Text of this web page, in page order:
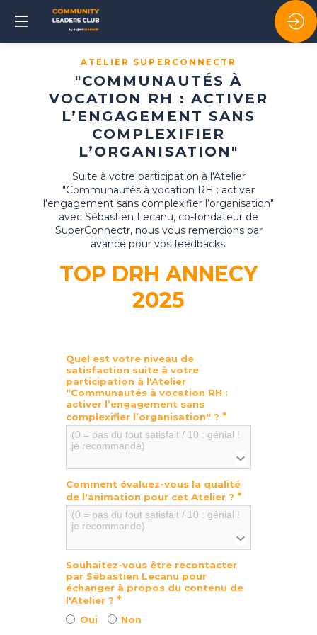
ATELIER SUPERCONNECTR
"COMMUNAUTÉS À
VOCATION RH : ACTIVER
L’ENGAGEMENT SANS
COMPLEXIFIER
L’ORGANISATION"
Suite à votre participation à l'Atelier
"Communautés à vocation RH : activer
l’engagement sans complexifier l’organisation"
avec Sébastien Lecanu, co-fondateur de
SuperConnectr, nous vous remercions par
avance pour vos feedbacks.
TOP DRH ANNECY
2025
Quel est votre niveau de
satisfaction suite à votre
participation à l'Atelier
“Communautés à vocation RH :
activer l’engagement sans
complexifier l’organisation" ? *
(0 = pas du tout satisfait / 10 : génial !
je recommande)
Comment évaluez-vous la qualité
de l'animation pour cet Atelier ? *
(0 = pas du tout satisfait / 10 : génial !
je recommande)
Souhaitez-vous être recontacter
par Sébastien Lecanu pour
échanger à propos du contenu de
l'Atelier ? *
Oui
Non